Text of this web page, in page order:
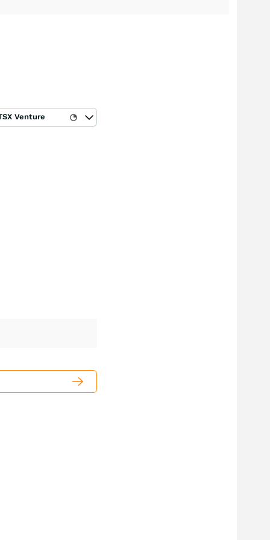
Venture